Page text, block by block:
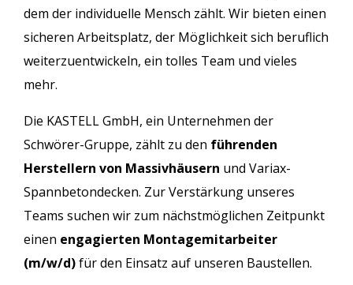
dem der individuelle Mensch zählt. Wir bieten einen
sicheren Arbeitsplatz, der Möglichkeit sich beruflich
weiterzuentwickeln, ein tolles Team und vieles
mehr.
Die KASTELL GmbH, ein Unternehmen der
Schwörer-Gruppe, zählt zu den führenden
Herstellern von Massivhäusern und Variax-
Spannbetondecken. Zur Verstärkung unseres
Teams suchen wir zum nächstmöglichen Zeitpunkt
einen engagierten Montagemitarbeiter
(m/w/d)für den Einsatz auf unseren Baustellen.